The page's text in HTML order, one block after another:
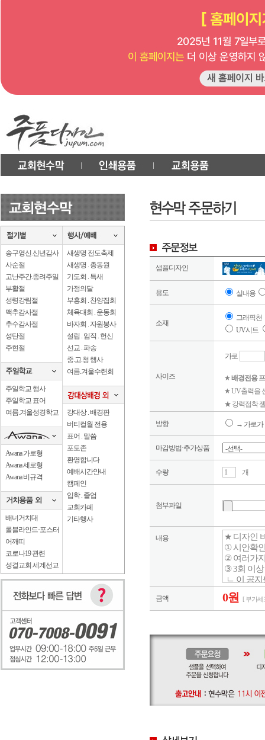
송구영신.신년감사
사순절
고난주간.종려주일
부활절
성령강림절
맥추감사절
추수감사절
성탄절
주현절
주일학교 행사
주일학교 표어
여름.겨울성경학교
Awana 가로형
Awana 세로형
Awana 비규격
배너거치대
롤블라인드·포스터
어깨띠
코로나19 관련
성결교회 세계선교
새생명 전도축제
새생명 . 총동원
기도회 . 특새
가정의달
부흥회 . 찬양집회
체육대회 . 운동회
바자회 . 자원봉사
설립 . 임직 . 헌신
선교 . 파송
중.고.청 행사
여름.겨울수련회
강대상 . 배경판
버티컬월 전용
표어 . 말씀
포토존
환영합니다
예배시간안내
캠페인
입학 . 졸업
교회카페
기타행사
샘플디자인
용도 실내용
소재
그래픽천
UV시트
사이즈
가로
★배경전용
★ UV출력을
★ 강력접착
방향 → 가로가
마감방법·추가상품
수량 개
첨부파일
내용
금액 0원 [ 부가세